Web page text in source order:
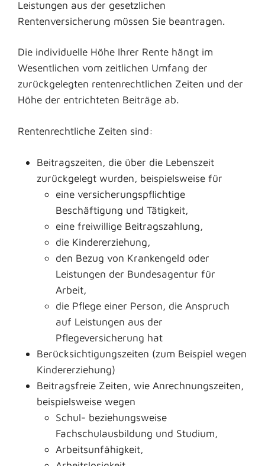
Leistungen aus der gesetzlichen
Rentenversicherung müssen Sie beantragen.
Die individuelle Höhe Ihrer Rente hängt im
Wesentlichen vom zeitlichen Umfang der
zurückgelegten rentenrechtlichen Zeiten und der
Höhe der entrichteten Beiträge ab.
Rentenrechtliche Zeiten sind:
Beitragszeiten, die über die Lebenszeit
zurückgelegt wurden, beispielsweise für
eine versicherungspflichtige
Beschäftigung und Tätigkeit,
eine freiwillige Beitragszahlung,
die Kindererziehung,
den Bezug von Krankengeld oder
Leistungen der Bundesagentur für
Arbeit,
die Pflege einer Person, die Anspruch
auf Leistungen aus der
Pflegeversicherung hat
Berücksichtigungszeiten (zum Beispiel wegen
Kindererziehung)
Beitragsfreie Zeiten, wie Anrechnungszeiten,
beispielsweise wegen
Schul- beziehungsweise
Fachschulausbildung und Studium,
Arbeitsunfähigkeit,